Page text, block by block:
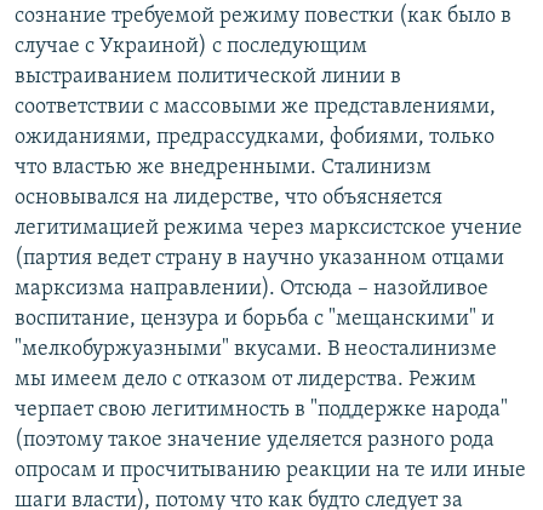
сознание требуемой режиму повестки (как было в
случае с Украиной) с последующим
выстраиванием политической линии в
соответствии с массовыми же представлениями,
ожиданиями, предрассудками, фобиями, только
что властью же внедренными. Сталинизм
основывался на лидерстве, что объясняется
легитимацией режима через марксистское учение
(партия ведет страну в научно указанном отцами
марксизма направлении). Отсюда – назойливое
воспитание, цензура и борьба с "мещанскими" и
"мелкобуржуазными" вкусами. В неосталинизме
мы имеем дело с отказом от лидерства. Режим
черпает свою легитимность в "поддержке народа"
(поэтому такое значение уделяется разного рода
опросам и просчитыванию реакции на те или иные
шаги власти), потому что как будто следует за